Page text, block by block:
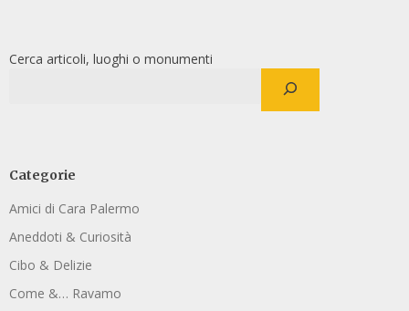
Cerca articoli, luoghi o monumenti
Categorie
Amici di Cara Palermo
Aneddoti & Curiosità
Cibo & Delizie
Come &… Ravamo